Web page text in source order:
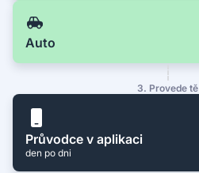
Auto
3. Provede tě
Průvodce v aplikaci
den po dni